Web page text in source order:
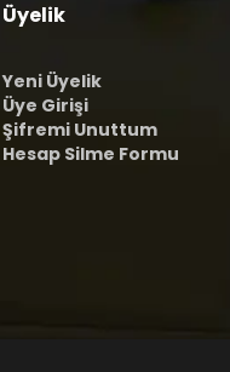
Üyelik
Yeni Üyelik
Üye Girişi
Şifremi Unuttum
Hesap Silme Formu